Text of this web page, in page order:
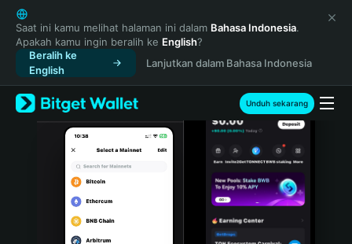
English
日本語
Tiếng Việt
Русский
Español (Latinoamérica)
Türkçe
Italiano
Português (Portugal)
Bahasa Indonesia
Saat ini kamu melihat halaman ini dalam Bahasa Indonesia.
Apakah kamu ingin beralih ke English?
Beralih ke
English
Lanjutkan dalam Bahasa Indonesia
Unduh sekarang